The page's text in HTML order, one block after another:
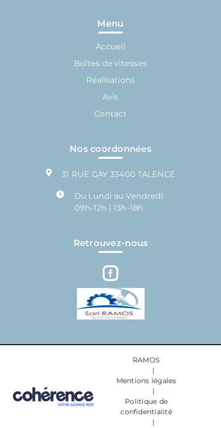
Menu
Accueil
Boîtes de vitesses
Réalisations
Avis
Contact
Nos coordonnées
31 RUE GAY 33400 TALENCE
Du Lundi au Vendredi:
09h-12h | 13h-18h
Retrouvez-nous
RAMOS
|
Mentions légales
|
Politique de
confidentialité
|